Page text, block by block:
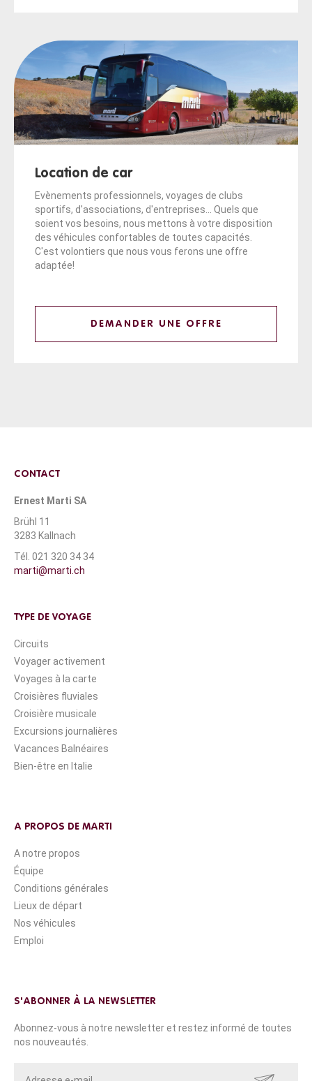
Location de car
Evènements professionnels, voyages de clubs
sportifs, d'associations, d'entreprises... Quels que
soient vos besoins, nous mettons à votre disposition
des véhicules confortables de toutes capacités.
C'est volontiers que nous vous ferons une offre
adaptée!
DEMANDER UNE OFFRE
CONTACT
Ernest Marti SA
Brühl 11
3283 Kallnach
Tél. 021 320 34 34
marti@marti.ch
TYPE DE VOYAGE
Circuits
Voyager activement
Voyages à la carte
Croisières fluviales
Croisière musicale
Excursions journalières
Vacances Balnéaires
Bien-être en Italie
A PROPOS DE MARTI
A notre propos
Équipe
Conditions générales
Lieux de départ
Nos véhicules
Emploi
S'ABONNER À LA NEWSLETTER
Abonnez-vous à notre newsletter et restez informé de toutes
nos nouveautés.